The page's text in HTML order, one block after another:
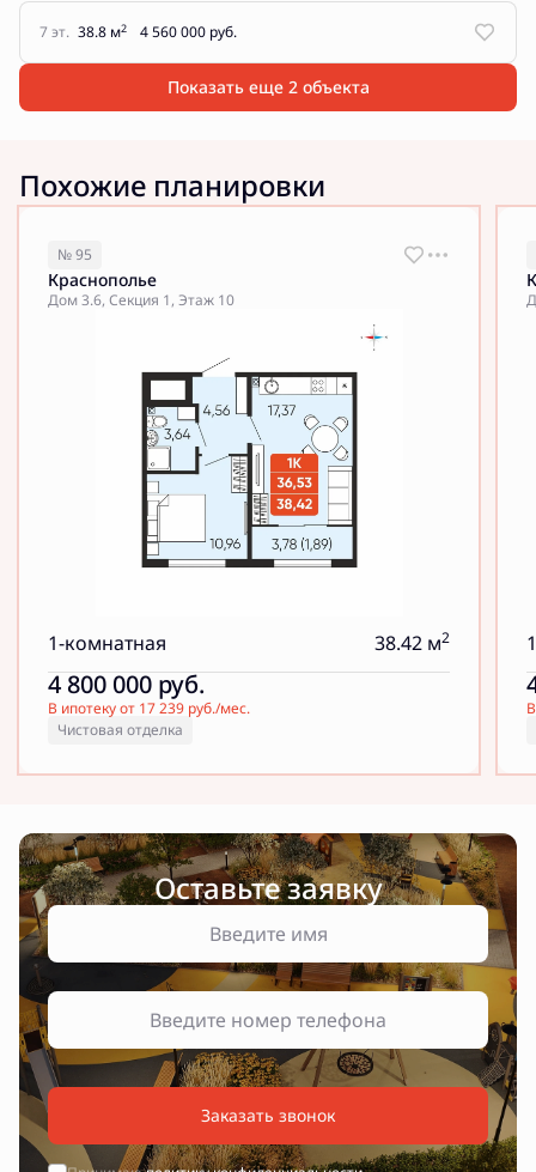
7 эт. 38.8 м2 4 560 000 руб.
Показать еще 2 объектa
Похожие планировки
№ 95
Краснополье
Дом 3.6, Секция 1, Этаж 10
1-комнатная 38.42 м2
4 800 000руб.
В ипотеку от 17 239 руб./мес.
Чистовая отделка
Оставьте заявку
Заказать звонок